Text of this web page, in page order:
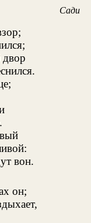
Сади
вон.
он;